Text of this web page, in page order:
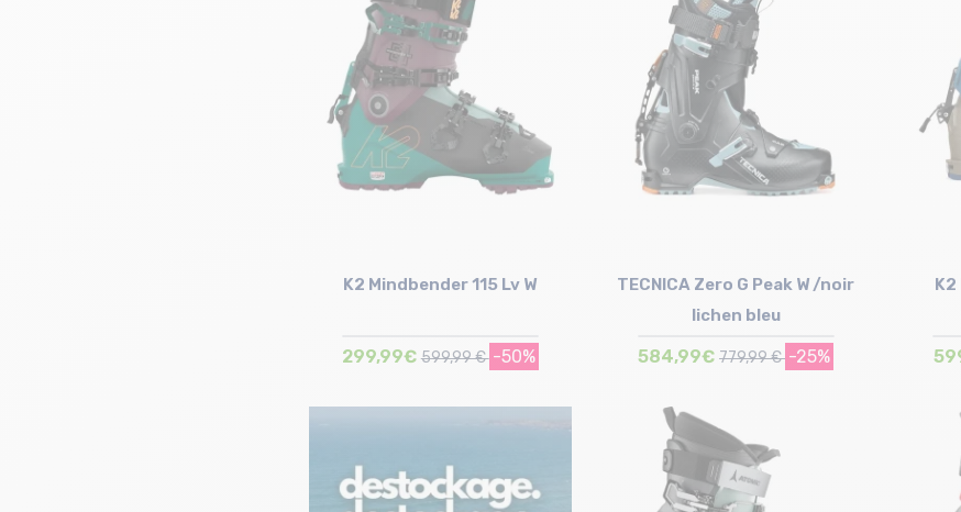
K2 Mindbender 115 Lv W
299,99€ 599,99 € -50%
Taille en stock
24/24.5 cm
TECNICA Zero G Peak W /noir
lichen bleu
584,99€ 779,99 € -25%
K2